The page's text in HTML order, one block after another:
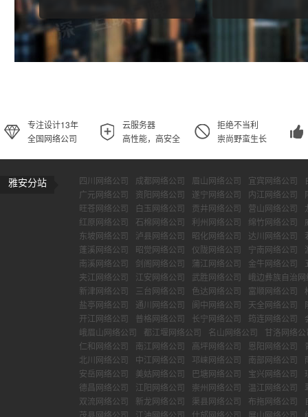
专注设计13年
全国网络公司
云服务器
高性能，高安全
拒绝不当利
崇尚野蛮生长
雅安分站 四川网络公司 成都网络公司 眉山网络公司 宜宾网络公司
广元网络公司
资阳网络公司 遂宁网络公司 内江网络公司
旺苍网络公司
白玉网络公司 贡井网络公司 营山网络公司
红原网络公司
石棉网络公司 利州网络公司 绵竹网络公司
东坡网络公司
泸县网络公司 昭化网络公司 达川网络公司
蓬溪网络公司
昭觉网络公司 仪陇网络公司 宁南网络公司
南溪网络公司
剑阁网络公司 蒲江网络公司 金牛网络公司
夹江网络公司
江安网络公司 武胜网络公司
峨边彝族自治网
新津网络公司
三台网络公司 色达网络公司 富顺网络公司
盐亭网络公司
通川网络公司 阆中网络公司 天全网络公司
开江网络公司
普格网络公司 长宁网络公司 筠连网络公司
峨眉山网络公司
都江堰网络公司 名山网络公司
甘洛网络公
仁和网络公司
南江网络公司 高坪网络公司 恩阳网络公司
北川网络公司
中江网络公司 邛崃网络公司 南部网络公司
安岳网络公司
美姑网络公司 巴塘网络公司 宝兴网络公司
德昌网络公司
江阳网络公司 崇州网络公司 温江网络公司
双流网络公司
新龙网络公司 渠县网络公司 布拖网络公司